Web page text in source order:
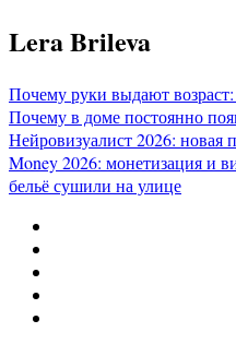
Перейти
к
Lera Brileva
Почему руки выдают
Почему в доме постоянно
Нейровизуалист 2026: новая
Money 2026: монетизация и
бельё сушили на улице